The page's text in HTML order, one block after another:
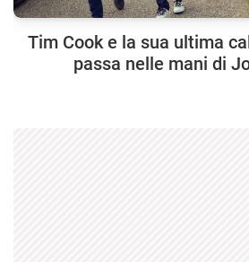
Tim Cook e la sua ultima
passa nelle mani di